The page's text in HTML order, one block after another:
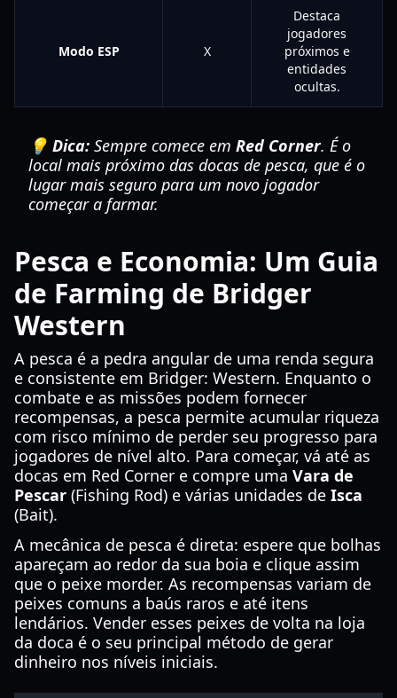
Modo ESP X
Destaca
jogadores
próximos e
entidades
ocultas.
💡 Dica: Sempre comece em Red Corner. É o
local mais próximo das docas de pesca, que é o
lugar mais seguro para um novo jogador
começar a farmar.
Pesca e Economia: Um Guia
de Farming de Bridger
Western
A pesca é a pedra angular de uma renda segura
e consistente em Bridger: Western. Enquanto o
combate e as missões podem fornecer
recompensas, a pesca permite acumular riqueza
com risco mínimo de perder seu progresso para
jogadores de nível alto. Para começar, vá até as
docas em Red Corner e compre uma Vara de
Pescar (Fishing Rod) e várias unidades de Isca
(Bait).
A mecânica de pesca é direta: espere que bolhas
apareçam ao redor da sua boia e clique assim
que o peixe morder. As recompensas variam de
peixes comuns a baús raros e até itens
lendários. Vender esses peixes de volta na loja
da doca é o seu principal método de gerar
dinheiro nos níveis iniciais.